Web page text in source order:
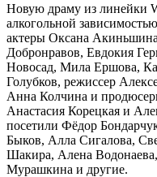
Новую драму из линейки
алкогольной
актеры Оксана
Добронравов, Евдокия
Новосад, Мила Ершова,
Голубков, режиссер
Анна Колчина и
Анастасия Корецкая и
посетили Фёдор
Быков, Алла Сигалова,
Шакира, Алена
Мурашкина и другие.